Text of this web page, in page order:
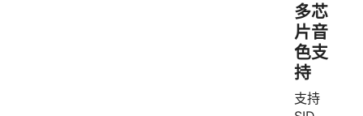
多芯
片音
色支
持
支持